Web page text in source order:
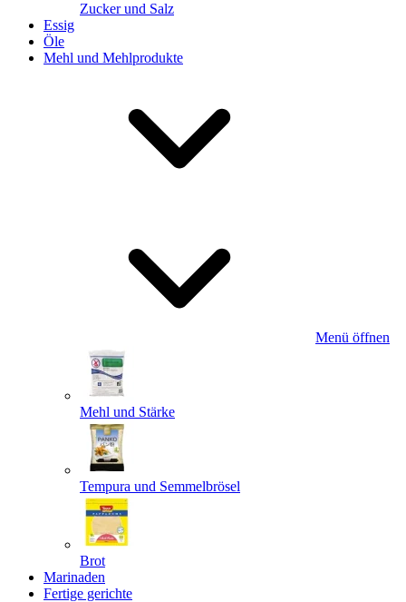
Zucker und Salz
Essig
Öle
Mehl und Mehlprodukte
Menü öffnen
Mehl und Stärke
Tempura und Semmelbrösel
Brot
Marinaden
Fertige gerichte